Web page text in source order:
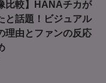
比較】HANAチカが
と話題！ビジュアル
理由とファンの反応